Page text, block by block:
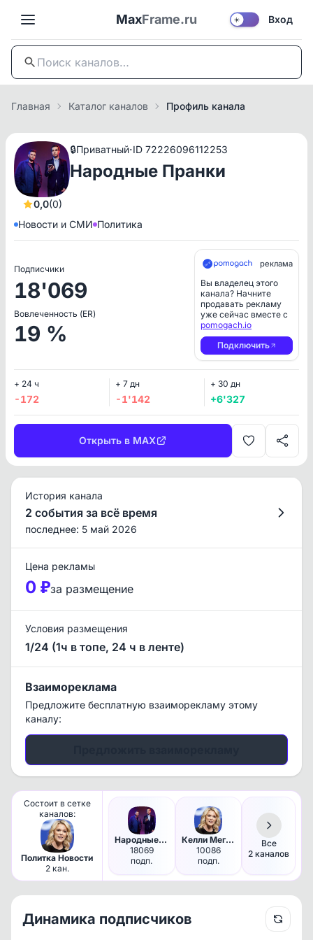
MaxFrame.ru ☀️ Вход
Главная Каталог каналов Профиль канала
0,0(0)
🔒Приватный·ID 72226096112253
Народные Пранки
Новости и СМИ Политика
Подписчики
18'069
Вовлеченность (ER)
19 %
реклама
Вы владелец этого
канала? Начните
продавать рекламу
уже сейчас вместе с
pomogach.io
Подключить
+ 24 ч
-172
+ 7 дн
-1'142
+ 30 дн
+6'327
Открыть в MAX
История канала
2 события за всё время
последнее: 5 май 2026
Цена рекламы
0 ₽за размещение
Условия размещения
1/24 (1ч в топе, 24 ч в ленте)
Взаимореклама
Предложите бесплатную взаиморекламу этому
каналу:
Состоит в сетке
каналов:
Политка Новости
2 кан.
Народные Пранки
18069
подп.
Келли Меган на русском
10086
подп.
Все
2 каналов
Динамика подписчиков